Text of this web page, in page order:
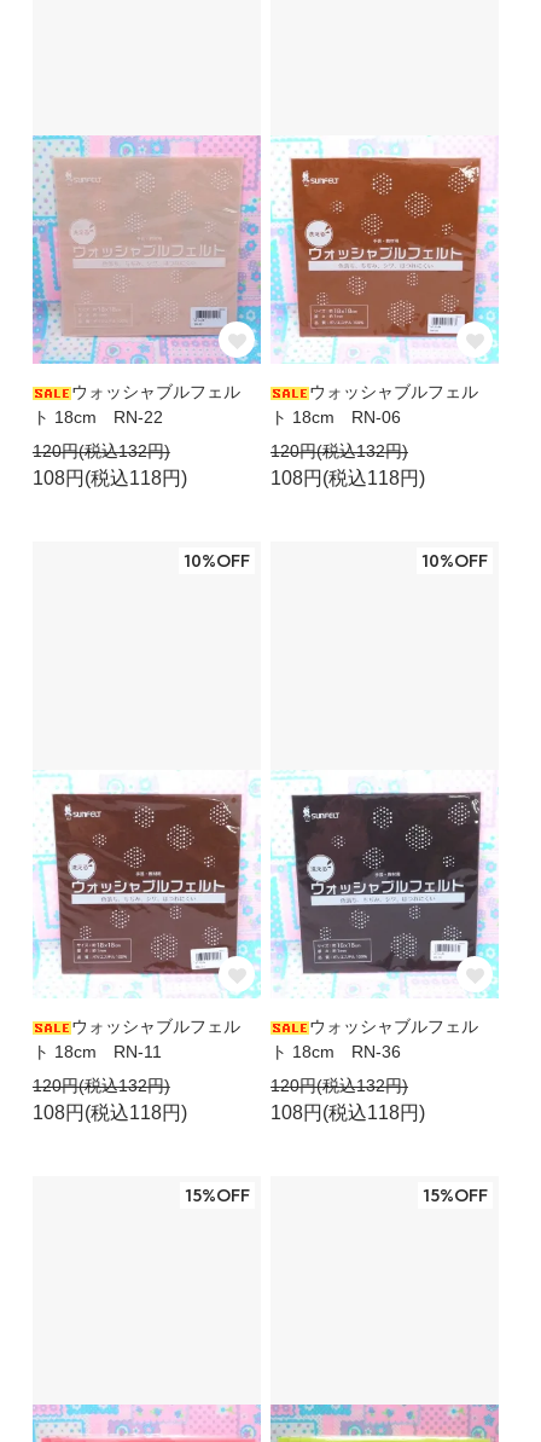
ウォッシャブルフェル
ト 18cm RN-22
120円(税込132円)
108円(税込118円)
ウォッシャブルフェル
ト 18cm RN-06
120円(税込132円)
108円(税込118円)
10%OFF
ウォッシャブルフェル
ト 18cm RN-11
120円(税込132円)
108円(税込118円)
10%OFF
ウォッシャブルフェル
ト 18cm RN-36
120円(税込132円)
108円(税込118円)
15%OFF 15%OFF